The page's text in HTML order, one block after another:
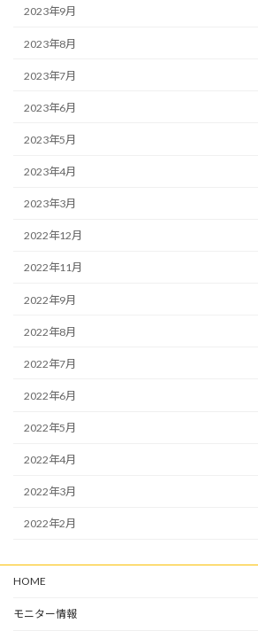
2023年9月
2023年8月
2023年7月
2023年6月
2023年5月
2023年4月
2023年3月
2022年12月
2022年11月
2022年9月
2022年8月
2022年7月
2022年6月
2022年5月
2022年4月
2022年3月
2022年2月
HOME
モニター情報